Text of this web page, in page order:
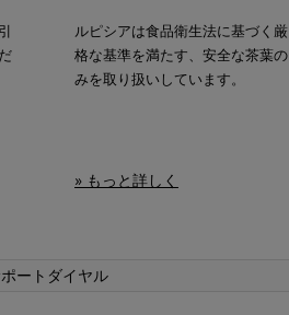
ルピシアは食品衛生法に基づく厳
格な基準を満たす、安全な茶葉の
みを取り扱いしています。
» もっと詳しく
ートダイヤル